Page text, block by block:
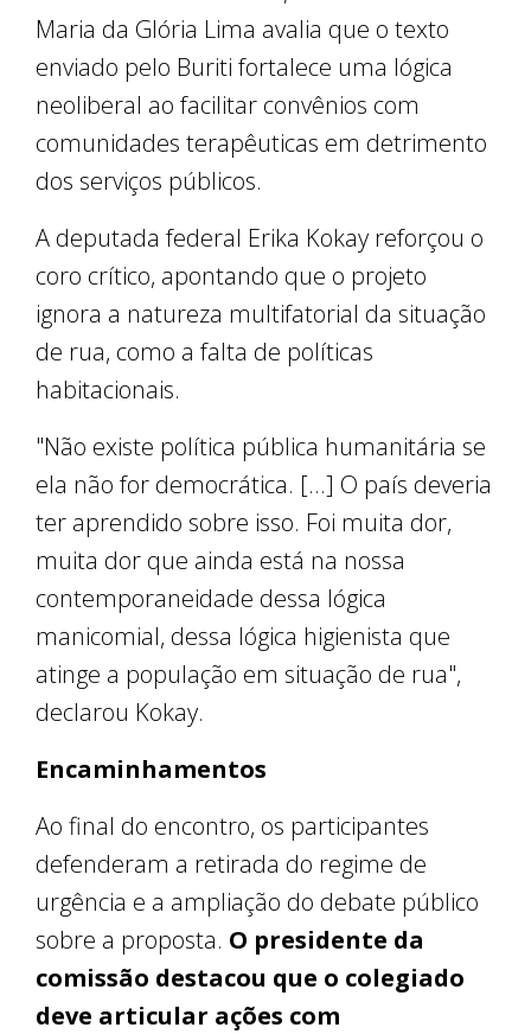
Maria da Glória Lima avalia que o texto
enviado pelo Buriti fortalece uma lógica
neoliberal ao facilitar convênios com
comunidades terapêuticas em detrimento
dos serviços públicos.
A deputada federal Erika Kokay reforçou o
coro crítico, apontando que o projeto
ignora a natureza multifatorial da situação
de rua, como a falta de políticas
habitacionais.
"Não existe política pública humanitária se
ela não for democrática. [...] O país deveria
ter aprendido sobre isso. Foi muita dor,
muita dor que ainda está na nossa
contemporaneidade dessa lógica
manicomial, dessa lógica higienista que
atinge a população em situação de rua",
declarou Kokay.
Encaminhamentos
Ao final do encontro, os participantes
defenderam a retirada do regime de
urgência e a ampliação do debate público
sobre a proposta. O presidente da
comissão destacou que o colegiado
deve articular ações com